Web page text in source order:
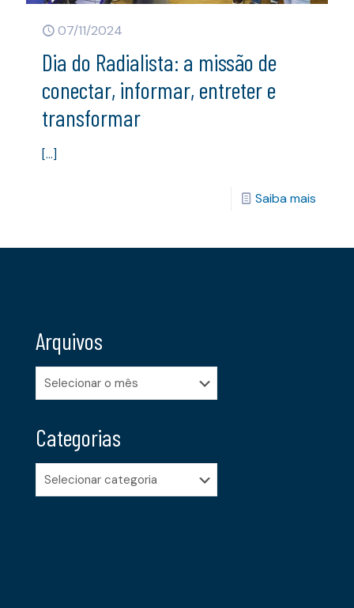
07/11/2024
Dia do Radialista: a missão de
conectar, informar, entreter e
transformar
[…]
Saiba mais
Arquivos
Arquivos
Categorias
Categorias